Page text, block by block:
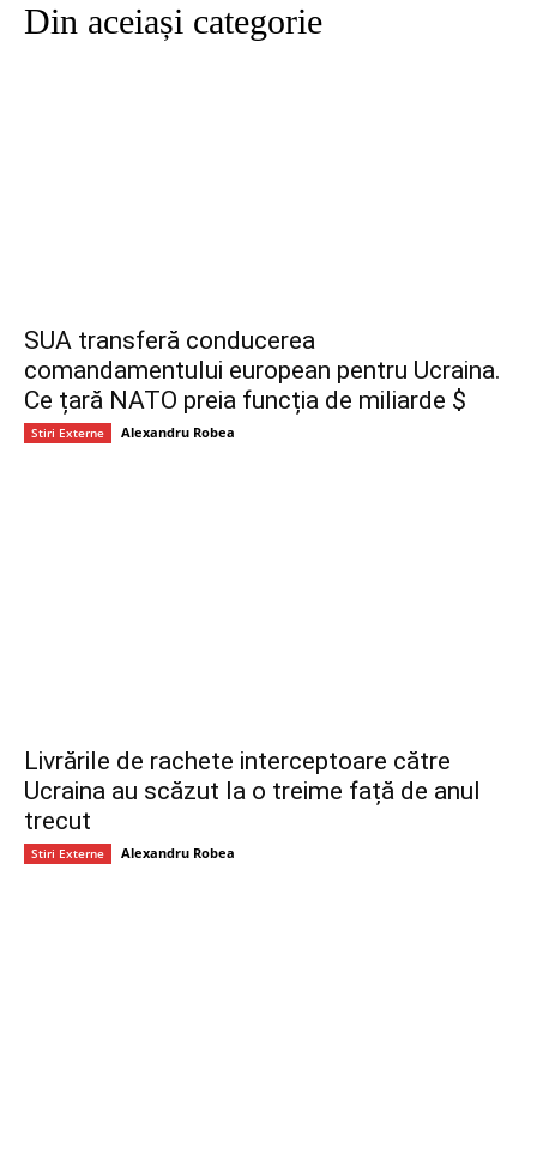
Din aceiași categorie
SUA transferă conducerea
comandamentului european pentru Ucraina.
Ce țară NATO preia funcția de miliarde $
Stiri Externe Alexandru Robea
Livrările de rachete interceptoare către
Ucraina au scăzut la o treime față de anul
trecut
Stiri Externe Alexandru Robea